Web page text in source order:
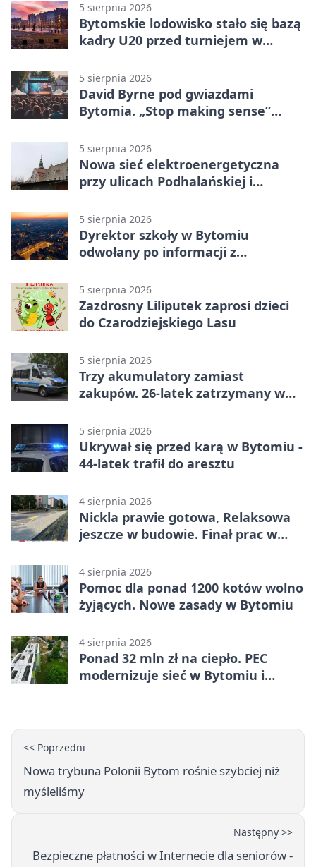
5 sierpnia 2026
Bytomskie lodowisko stało się bazą
kadry U20 przed turniejem w
5 sierpnia 2026
David Byrne pod gwiazdami
Bytomia. „Stop making sense”
5 sierpnia 2026
Nowa sieć elektroenergetyczna
przy ulicach Podhalańskiej i
5 sierpnia 2026
Dyrektor szkoły w Bytomiu
odwołany po informacji z
5 sierpnia 2026
Zazdrosny Liliputek zaprosi dzieci
do Czarodziejskiego Lasu
5 sierpnia 2026
Trzy akumulatory zamiast
zakupów. 26-latek zatrzymany w
5 sierpnia 2026
Ukrywał się przed karą w Bytomiu -
44-latek trafił do aresztu
4 sierpnia 2026
Nickla prawie gotowa, Relaksowa
jeszcze w budowie. Finał prac w
4 sierpnia 2026
Pomoc dla ponad 1200 kotów wolno
żyjących. Nowe zasady w Bytomiu
4 sierpnia 2026
Ponad 32 mln zł na ciepło. PEC
modernizuje sieć w Bytomiu i
<< Poprzedni
Nowa trybuna Polonii Bytom rośnie szybciej niż
myśleliśmy
Następny >>
Bezpieczne płatności w Internecie dla seniorów -